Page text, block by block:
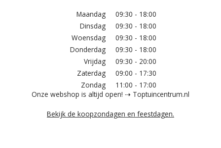
Maandag
09:30 - 18:00
Dinsdag
09:30 - 18:00
Woensdag
09:30 - 18:00
Donderdag
09:30 - 18:00
Vrijdag
09:30 - 20:00
Zaterdag
09:00 - 17:30
Zondag
11:00 - 17:00
Onze webshop is altijd open! ⇢ Toptuincentrum.nl
Bekijk de koopzondagen en feestdagen.